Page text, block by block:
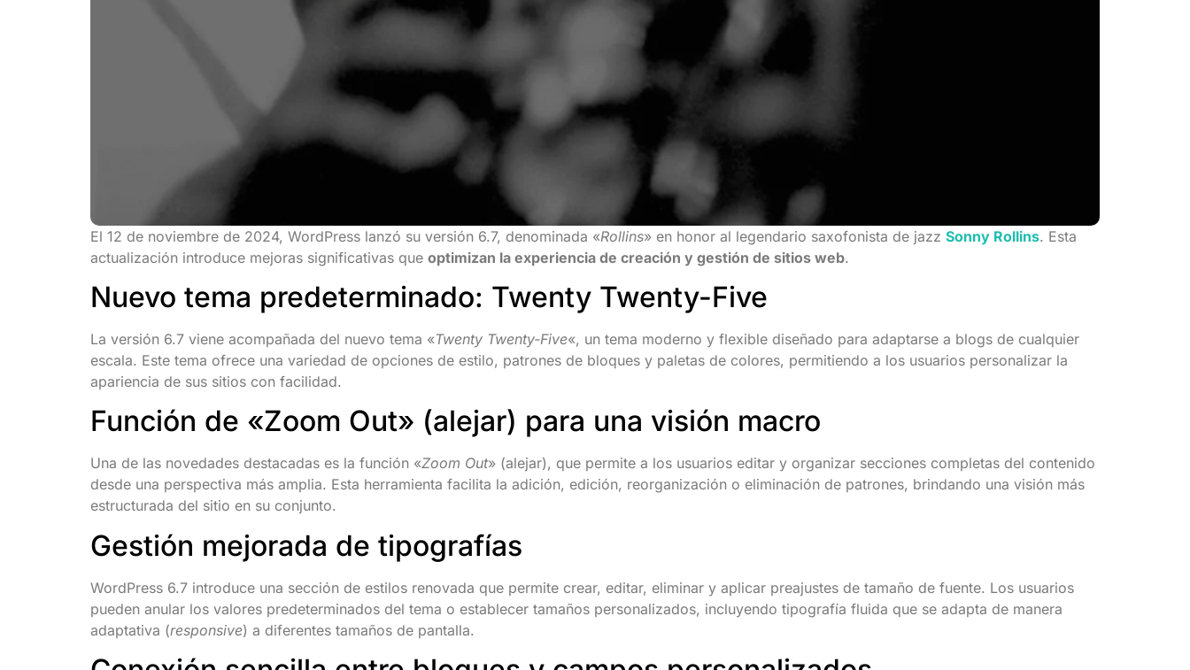
El 12 de noviembre de 2024, WordPress lanzó su versión 6.7, denominada «Rollins» en honor al legendario saxofonista de jazz Sonny Rollins. Esta
actualización introduce mejoras significativas que optimizan la experiencia de creación y gestión de sitios web.
Nuevo tema predeterminado: Twenty Twenty-Five
La versión 6.7 viene acompañada del nuevo tema «Twenty Twenty-Five«, un tema moderno y flexible diseñado para adaptarse a blogs de cualquier
escala. Este tema ofrece una variedad de opciones de estilo, patrones de bloques y paletas de colores, permitiendo a los usuarios personalizar la
apariencia de sus sitios con facilidad.
Función de «Zoom Out» (alejar) para una visión macro
Una de las novedades destacadas es la función «Zoom Out» (alejar), que permite a los usuarios editar y organizar secciones completas del contenido
desde una perspectiva más amplia. Esta herramienta facilita la adición, edición, reorganización o eliminación de patrones, brindando una visión más
estructurada del sitio en su conjunto.
Gestión mejorada de tipografías
WordPress 6.7 introduce una sección de estilos renovada que permite crear, editar, eliminar y aplicar preajustes de tamaño de fuente. Los usuarios
pueden anular los valores predeterminados del tema o establecer tamaños personalizados, incluyendo tipografía fluida que se adapta de manera
adaptativa (responsive) a diferentes tamaños de pantalla.